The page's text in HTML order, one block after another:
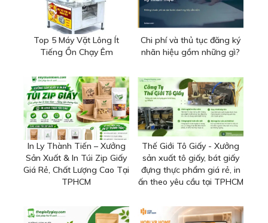
Top 5 Máy Vặt Lông Ít
Tiếng Ồn Chạy Êm
Chi phí và thủ tục đăng ký
nhãn hiệu gồm những gì?
In Ly Thành Tiến – Xưởng
Sản Xuất & In Túi Zip Giấy
Giá Rẻ, Chất Lượng Cao Tại
TPHCM
Thế Giới Tô Giấy - Xưởng
sản xuất tô giấy, bát giấy
đựng thực phẩm giá rẻ, in
ấn theo yêu cầu tại TPHCM